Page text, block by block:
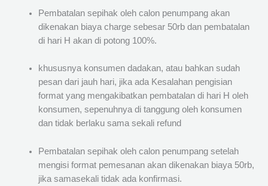
Pembatalan sepihak oleh calon penumpang akan
dikenakan biaya charge sebesar 50rb dan pembatalan
di hari H akan di potong 100%.
khususnya konsumen dadakan, atau bahkan sudah
pesan dari jauh hari, jika ada Kesalahan pengisian
format yang mengakibatkan pembatalan di hari H oleh
konsumen, sepenuhnya di tanggung oleh konsumen
dan tidak berlaku sama sekali refund
Pembatalan sepihak oleh calon penumpang setelah
mengisi format pemesanan akan dikenakan biaya 50rb,
jika samasekali tidak ada konfirmasi.